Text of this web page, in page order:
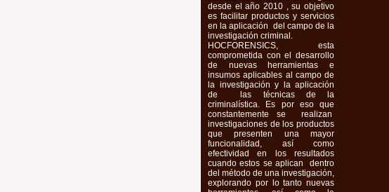
desde el año 2010 , su objetivo
es facilitar productos y servicios
en la aplicación del campo de la
investigación criminal.
HOCFORENSICS, esta
comprometida con el desarrollo
de nuevas herramientas e
insumos aplicables al campo de
la investigación y la aplicación
de las técnicas de la
criminalística. Es por eso que
constantemente se realizan
investigaciones de los productos
que presenten una mayor
funcionalidad, así como
efectividad en los resultados
cuando estos se aplican dentro
del método de una investigación,
explorando por lo tanto nuevas